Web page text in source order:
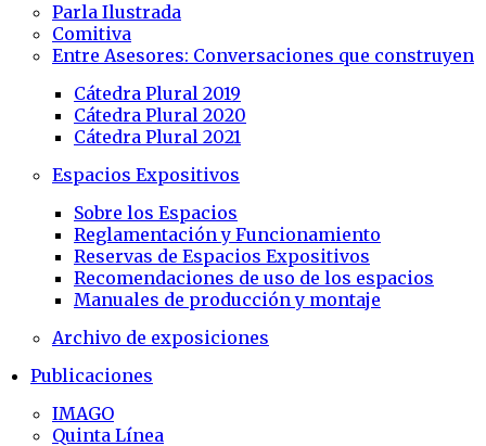
Parla Ilustrada
Comitiva
Entre Asesores: Conversaciones que construyen
Cátedra Plural 2019
Cátedra Plural 2020
Cátedra Plural 2021
Espacios Expositivos
Sobre los Espacios
Reglamentación y Funcionamiento
Reservas de Espacios Expositivos
Recomendaciones de uso de los espacios
Manuales de producción y montaje
Archivo de exposiciones
Publicaciones
IMAGO
Quinta Línea